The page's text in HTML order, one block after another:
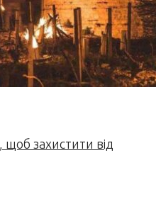
захистити від